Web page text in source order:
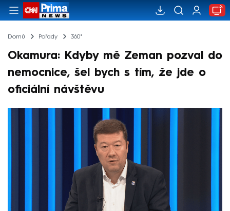
Domů Pořady 360°
Okamura: Kdyby mě Zeman pozval do
nemocnice, šel bych s tím, že jde o
oficiální návštěvu